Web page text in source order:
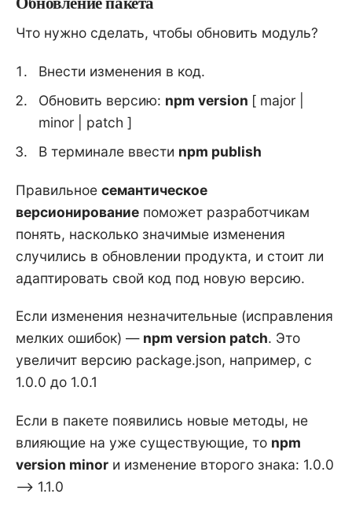
Что нужно сделать, чтобы обновить модуль?
Внести изменения в код.
Обновить версию: npm version [ major |
minor | patch ]
В терминале ввести npm publish
Правильное семантическое
версионирование поможет разработчикам
понять, насколько значимые изменения
случились в обновлении продукта, и стоит ли
адаптировать свой код под новую версию.
Если изменения незначительные (исправления
мелких ошибок) — npm version patch. Это
увеличит версию package.json, например, с
1.0.0 до 1.0.1
Если в пакете появились новые методы, не
влияющие на уже существующие, то npm
version minor и изменение второго знака: 1.0.0
—> 1.1.0